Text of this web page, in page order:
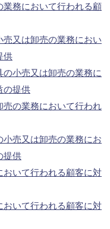
務において行われる顧
又は卸売の業務におい
供
小売又は卸売の業務に
の提供
の業務において行われ
売又は卸売の業務にお
提供
いて行われる顧客に対
いて行われる顧客に対